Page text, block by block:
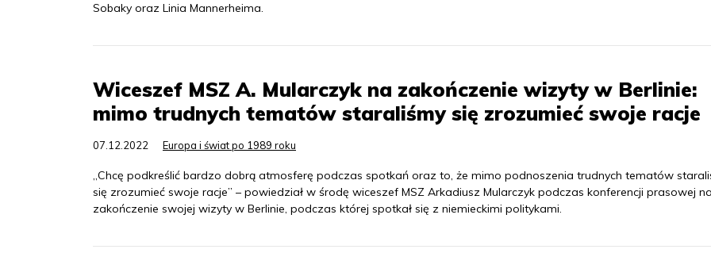
Sobaky oraz Linia Mannerheima.
Wiceszef MSZ A. Mularczyk na zakończenie wizyty w Berlinie:
mimo trudnych tematów staraliśmy się zrozumieć swoje racje
07.12.2022 Europa i świat po 1989 roku
„Chcę podkreślić bardzo dobrą atmosferę podczas spotkań oraz to, że mimo podnoszenia trudnych tematów
się zrozumieć swoje racje” – powiedział w środę wiceszef MSZ Arkadiusz Mularczyk podczas konferencji prasowej na
zakończenie swojej wizyty w Berlinie, podczas której spotkał się z niemieckimi politykami.